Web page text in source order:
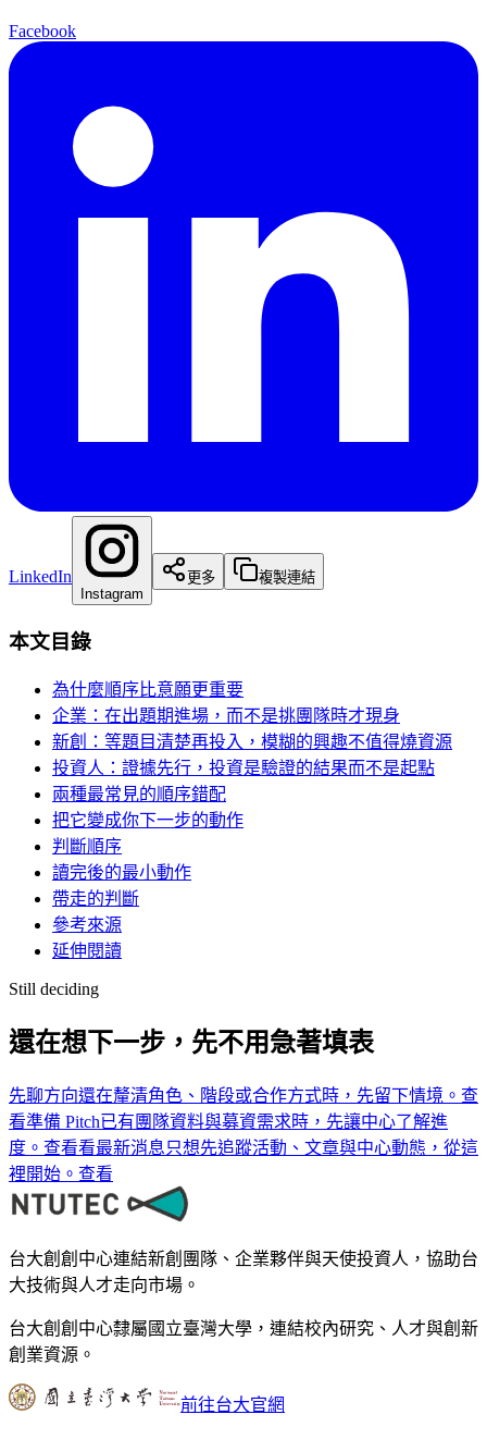
Facebook
LinkedIn
Instagram
更多 複製連結
本文目錄
為什麼順序比意願更重要
企業：在出題期進場，而不是挑團隊時才現身
新創：等題目清楚再投入，模糊的興趣不值得燒資源
投資人：證據先行，投資是驗證的結果而不是起點
兩種最常見的順序錯配
把它變成你下一步的動作
判斷順序
讀完後的最小動作
帶走的判斷
參考來源
延伸閱讀
Still deciding
還在想下一步，先不用急著填表
先聊方向還在釐清角色、階段或合作方式時，先留下情境。 查
看準備 Pitch已有團隊資料與募資需求時，先讓中心了解進
度。 查看看最新消息只想先追蹤活動、文章與中心動態，從這
裡開始。 查看
台大創創中心連結新創團隊、企業夥伴與天使投資人，協助台
大技術與人才走向市場。
台大創創中心隸屬國立臺灣大學，連結校內研究、人才與創新
創業資源。
前往台大官網